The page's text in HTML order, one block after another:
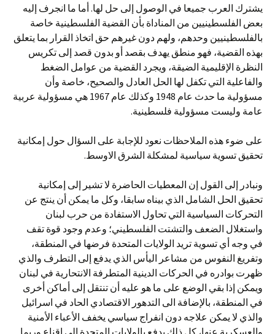
يشترك العرب جميعا في الوصول إلى حل لها. أما ما انجرف إليه
بعض الفلسطينيين من المناداة بأن القضية الفلسطينية خاصة
بالفلسطينيين وحدهم، ولهم دون غيرهم حق اتخاذ القرار بما يتعلق
بهذه القضية، فهو منطق يهدف بقصد أو بدون قصد إلى تكريس
النظرة الإقليمية الضيقة، ويجرد القضية من عوامل الضغط
والفاعلية التي تكفل لها الحل العادل والصحيح، خاصة وأن
مسؤولية ما حدث عام 1948 وكذلك عام 1967 هي مسؤولية عربية
عامة وليست مسؤولية فلسطينية.
على ضوء هذه الملاحظات نعود للإجابة على السؤال حول إمكانية
تحقيق تسوية سياسية لمشكلة الشرق الاوسط.
ونبادر إلى القول إن المعطيات الحاضرة لا تشير إلى إمكانية
تحقيق الحل الشامل الذي بيناه سابقا، وكل ما يمكن أن ينتج عن
التحركات السياسية التي تحاول الاستفادة من حرب لبنان
واستغلال الضعف والتشتت الفلسطيني؛ وعدم وجود قوة تقف
في وجه أي تسوية تريد الولايات المتحدة فرضها في المنطقة،
وتفريغ النفوس من مشاعر اليأس الذي يدفع إلى التطرف والذي
ظهرت بوادره في الحركات الدينية المتطرفة الانتحارية في لبنان
ويمكن إذا بقي الوضع على ما هو عليه أن تنتقل إلى أماكن أخرى
في المنطقة، بالإضافة الى التدهور الاقتصادي الحاد في اسرائيل
والذي لا يمكن علاجه دون انفراج سياسي يخفف الأعباء الأمنية
والعسكرية عنها، كل ذلك يدفع بالولايات المتحدة إلى اقناع وربما